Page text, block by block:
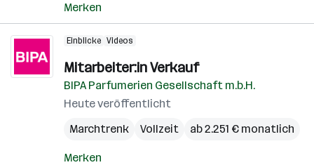
Merken
Einblicke Videos
Mitarbeiter:in Verkauf
BIPA Parfumerien Gesellschaft m.b.H.
Heute veröffentlicht
Marchtrenk
Vollzeit ab 2.251 € monatlich
Merken